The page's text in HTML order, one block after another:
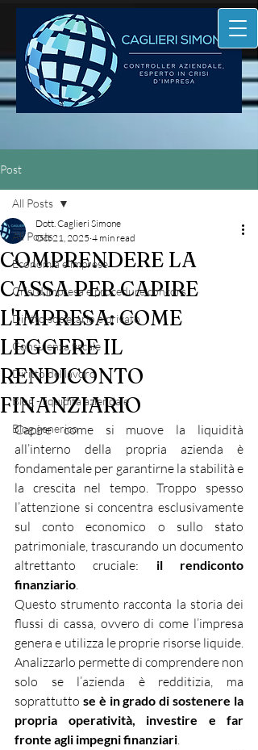
Post
All Posts
Economia e imprese
Crisi d'impresa e procedure concors
Diritto societario e privato
Consulenza fiscale
Diritto del lavoro
Blog - liquidità aziendale
Blog generico
All Posts
COMPRENDERE LA
CASSA PER CAPIRE
L'IMPRESA: COME
LEGGERE IL
RENDICONTO
FINANZIARIO
Dott. Caglieri Simone
Oct 21, 2025 4 min read
Capire come si muove la liquidità
all’interno della propria azienda è
fondamentale per garantirne la stabilità e
la crescita nel tempo. Troppo spesso
l’attenzione si concentra esclusivamente
sul conto economico o sullo stato
patrimoniale, trascurando un documento
altrettanto cruciale: il rendiconto
finanziario.
Questo strumento racconta la storia dei
flussi di cassa, ovvero di come l’impresa
genera e utilizza le proprie risorse liquide.
Analizzarlo permette di comprendere non
solo se l’azienda è redditizia, ma
soprattutto se è in grado di sostenere la
propria operatività, investire e far
fronte agli impegni finanziari.